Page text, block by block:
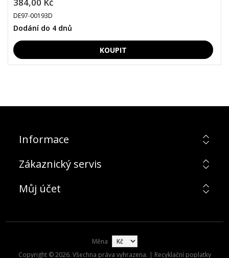
DE97-00193D
Dodání do 4 dnů
Informace
Zákaznický servis
Můj účet
Měna
Copyright © 2026. Všechna práva vyhrazena. | Recyklační poplatky